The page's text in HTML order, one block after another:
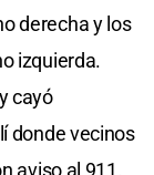
derecha y los
izquierda.
cayó
donde vecinos
aviso al 911.